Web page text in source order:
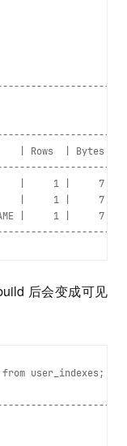
Rows  | Bytes |
|     1 |     7
|           |     1 |
|     1 |     7
后会变成可见
from user_indexes;